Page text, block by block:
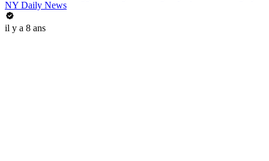
NY Daily News
il y a 8 ans